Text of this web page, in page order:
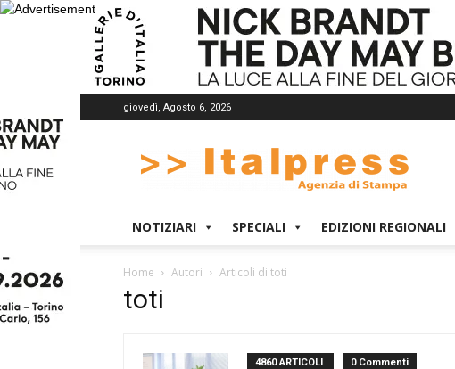
giovedì, Agosto 6, 2026
NOTIZIARI SPECIALI EDIZIONI REGIONALI
Home Autori Articoli di toti
toti
4860 ARTICOLI 0 Commenti